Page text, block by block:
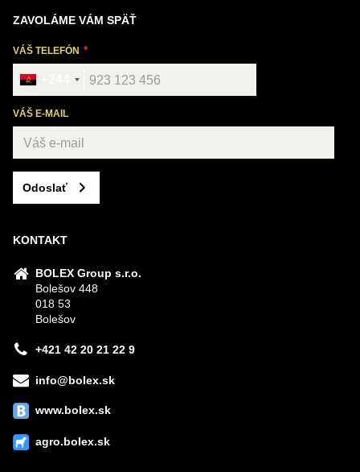
ZAVOLÁME VÁM SPÄŤ
VÁŠ TELEFÓN
VÁŠ E-MAIL
Odoslať
KONTAKT
BOLEX Group s.r.o.
Bolešov 448
018 53
Bolešov
+421 42 20 21 22 9
info@bolex.sk
www.bolex.sk
agro.bolex.sk